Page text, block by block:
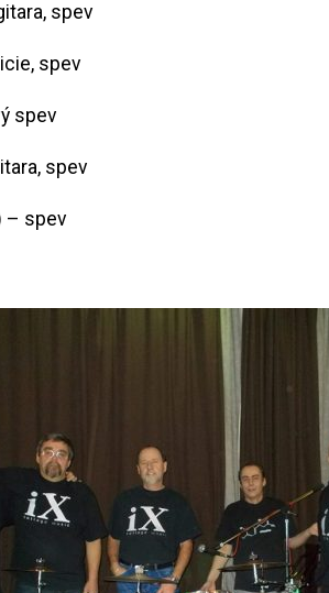
spev
spev
spev
spev
– spev